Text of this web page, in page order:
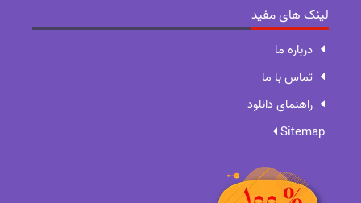
لینک های مفید
درباره ما
تماس با ما
راهنمای دانلود
Sitemap